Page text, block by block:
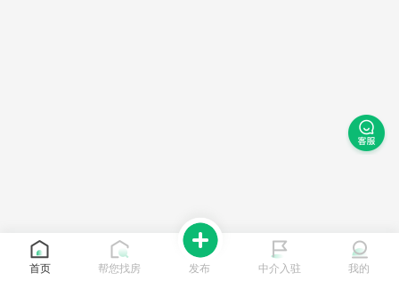
首页 帮您找房 发布 中介入驻 我的